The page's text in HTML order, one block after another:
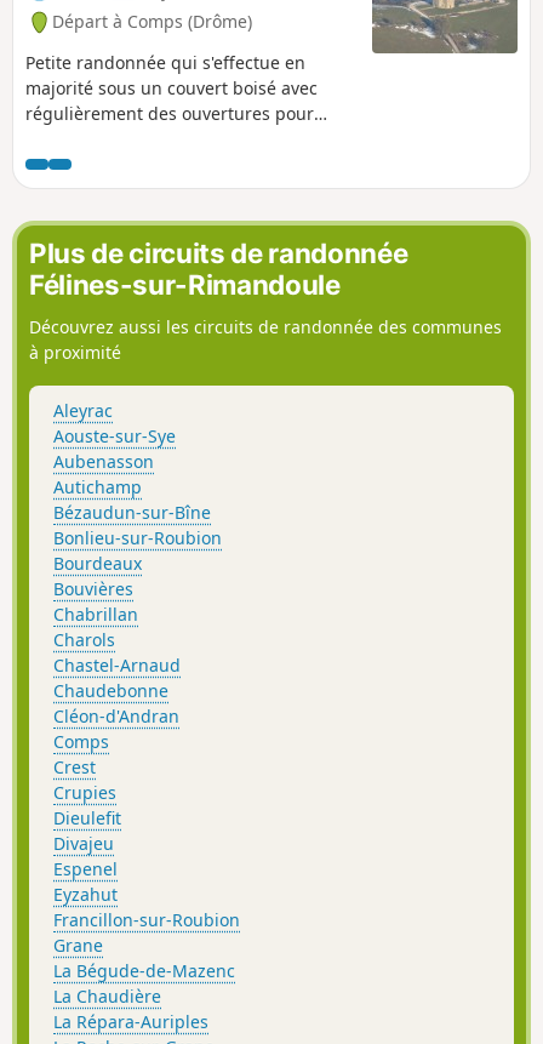
Départ à Comps (Drôme)
Petite randonnée qui s'effectue en
majorité sous un couvert boisé avec
régulièrement des ouvertures pour
Dieulefit et de Bourdeaux. Notamment
sur l'église romane et le Château du XIIe
(privé) de Comps, sur toute la Forêt de
Saoû, de Roche Colombe jusqu'au Trois
Becs et la Montagne de Couspeau.
Plus de circuits de randonnée
Félines-sur-Rimandoule
Découvrez aussi les circuits de randonnée des communes
à proximité
Aleyrac
Aouste-sur-Sye
Aubenasson
Autichamp
Bézaudun-sur-Bîne
Bonlieu-sur-Roubion
Bourdeaux
Bouvières
Chabrillan
Charols
Chastel-Arnaud
Chaudebonne
Cléon-d'Andran
Comps
Crest
Crupies
Dieulefit
Divajeu
Espenel
Eyzahut
Francillon-sur-Roubion
Grane
La Bégude-de-Mazenc
La Chaudière
La Répara-Auriples